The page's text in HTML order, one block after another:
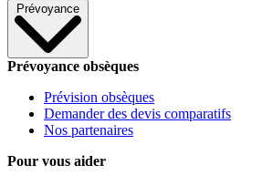
Prévoyance
Prévoyance obsèques
Prévision obsèques
Demander des devis comparatifs
Nos partenaires
Pour vous aider